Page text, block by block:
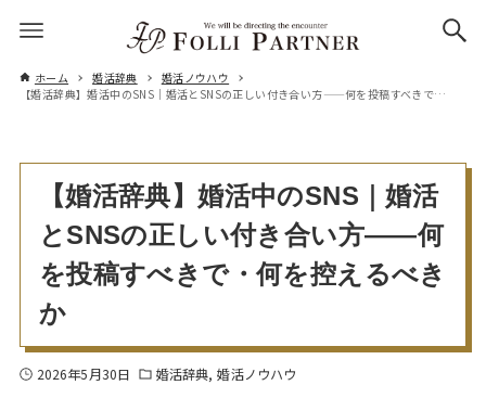
ホーム 婚活辞典
婚活ノウハウ
【婚活辞典】婚活中のSNS｜婚活とSNSの正しい付き合い方——何を投稿すべきで・何を控えるべきか
【婚活辞典】婚活中のSNS｜婚活
とSNSの正しい付き合い方——何
を投稿すべきで・何を控えるべき
か
2026年5月30日 婚活辞典 婚活ノウハウ